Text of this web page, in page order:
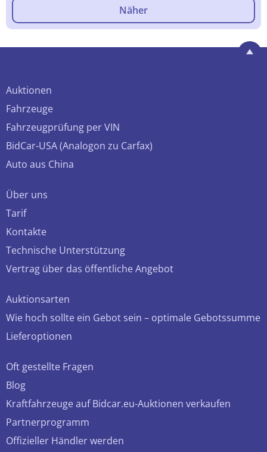
Näher
Auktionen
Fahrzeuge
Fahrzeugprüfung per VIN
BidCar-USA (Analogon zu Carfax)
Auto aus China
Über uns
Tarif
Kontakte
Technische Unterstützung
Vertrag über das öffentliche Angebot
Auktionsarten
Wie hoch sollte ein Gebot sein – optimale Gebotssumme
Lieferoptionen
Oft gestellte Fragen
Blog
Kraftfahrzeuge auf Bidcar.eu-Auktionen verkaufen
Partnerprogramm
Offizieller Händler werden